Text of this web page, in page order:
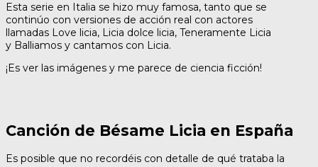
Esta serie en Italia se hizo muy famosa, tanto que se
continúo con versiones de acción real con actores
llamadas Love licia, Licia dolce licia, Teneramente Licia
y Balliamos y cantamos con Licia.
¡Es ver las imágenes y me parece de ciencia ficción!
Canción de Bésame Licia en España
Es posible que no recordéis con detalle de qué trataba la